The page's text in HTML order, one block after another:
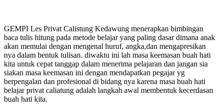
GEMPI Les Privat Calistung Kedawung menerapkan bimbingan
baca tulis hitung pada metode belajar yang paling dasar dimana anak
akan memulai dengan mengenal huruf, angka,dan mengapresikan
nya dalam bentuk tulisan. diwaktu ini lah masa keemasan buah hati
kita untuk cepat tanggap dalam menerima pelajaran dan jangan sia
siakan masa keemasan ini dengan mendapatkan pegajar yg
berpengalan dan profesional di bidang nya karena masa buah hati
belajar privat caliatung adalah langkah awal membentuk kecerdasan
buah hati kita.